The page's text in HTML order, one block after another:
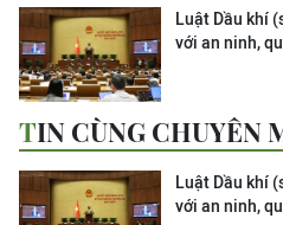
Luật Dầu khí
với an ninh,
TIN CÙNG CHUYÊN
Luật Dầu khí
với an ninh,